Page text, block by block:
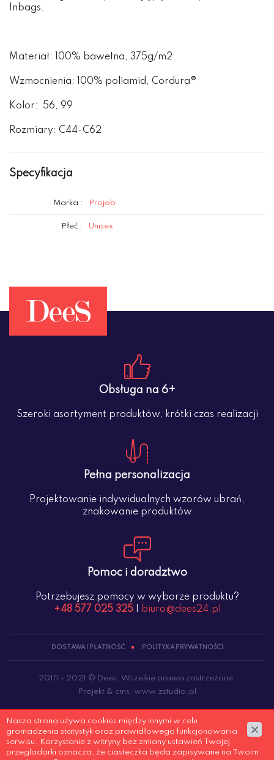
Inbags.
Materiał: 100% bawełna, 375g/m2
Wzmocnienia: 100% poliamid, Cordura®
Kolor: 56, 99
Rozmiary: C44-C62
Specyfikacja
Marka : Projob
Płeć : Unisex
Obsługa na 6+
Szeroki asortyment produktów, krótki czas realizacji
Pełna personalizacja
Projektowanie indywidualnych wzorów ubrań,
znakowanie produktów
Pomoc i doradztwo
Potrzebujesz pomocy w wyborze produktu?
+48 577 025 325| biuro@dees24.pl
DOSTAWA I PŁATNOŚĆ POLITYKA PRYWATNOŚCI
2015 - 2021 © Dees. Wszelkie prawa zastrzeżone.
Projekt & cms : www.zstudio.pl
Nasza strona używa cookies między innymi w celu
gromadzenia statystyk oraz prawidłowego funkcjonowania
serwisu. Korzystanie z witryny bez zmiany ustawień Twojej
przegladarki oznacza, że ciasteczka będa zapisywane na Twoim